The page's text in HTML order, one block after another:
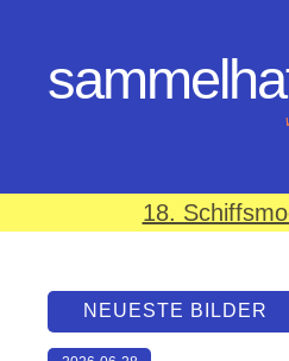
18.
NEUESTE BILDER